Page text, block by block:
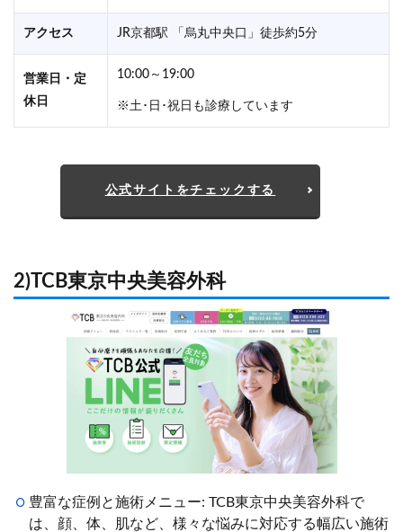
アクセス JR京都駅 「烏丸中央口」徒歩約5分
営業日・定
休日
10:00～19:00
※土･日･祝日も診療しています
公式サイトをチェックする
2)TCB東京中央美容外科
豊富な症例と施術メニュー: TCB東京中央美容外科で
は、顔、体、肌など、様々な悩みに対応する幅広い施術